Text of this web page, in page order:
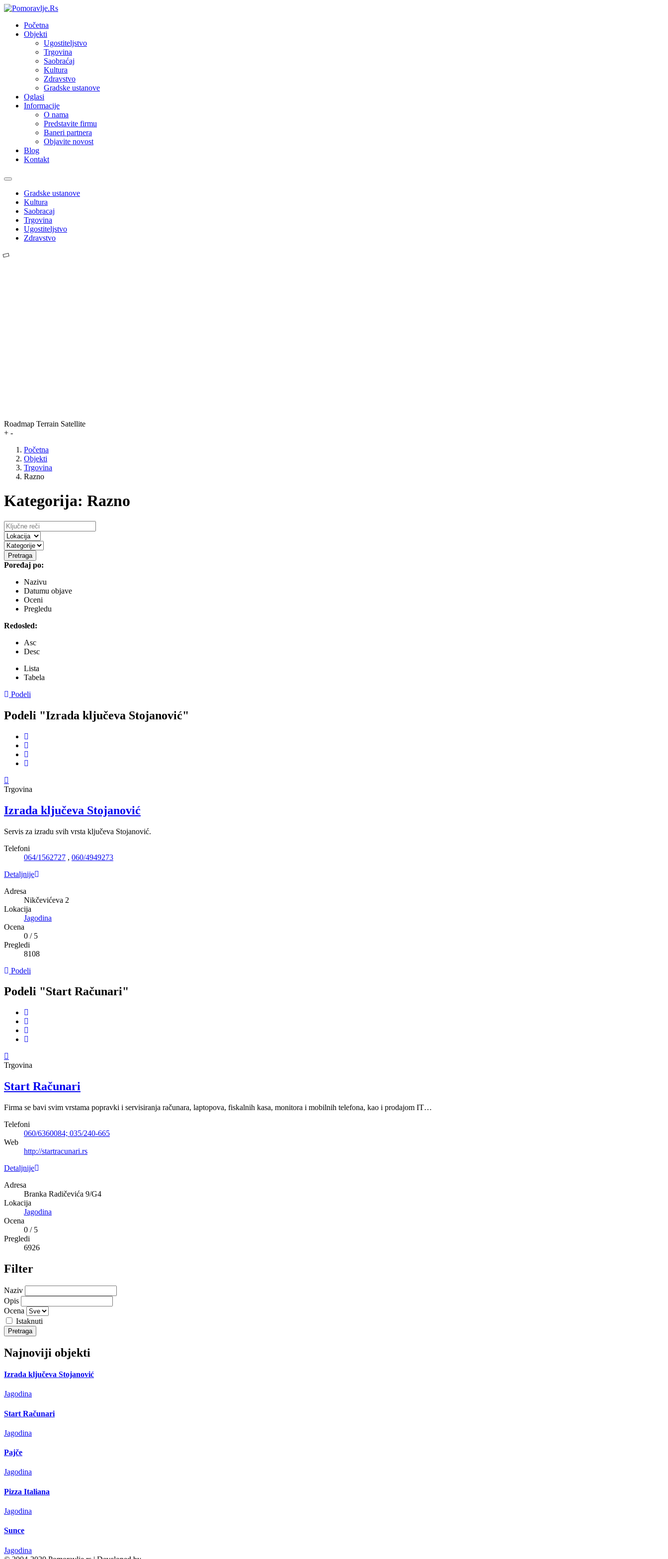
Početna
Objekti
Ugostiteljstvo
Trgovina
Saobraćaj
Kultura
Zdravstvo
Gradske ustanove
Oglasi
Informacije
O nama
Predstavite firmu
Baneri partnera
Objavite novost
Blog
Kontakt
Toggle
navigationGradske ustanove
Kultura
Saobracaj
Trgovina
Ugostiteljstvo
Zdravstvo
Roadmap Terrain Satellite
+ -
Početna
Objekti
Trgovina
Razno
Kategorija: Razno
Pretraga
Poređaj po:
Nazivu
Datumu objave
Oceni
Pregledu
Redosled:
Asc
Desc
Lista
Tabela
Podeli
Podeli "Izrada ključeva Stojanović"
Trgovina
Izrada ključeva Stojanović
Servis za izradu svih vrsta ključeva Stojanović.
Telefoni
064/1562727 , 060/4949273
Detaljnije
Adresa
Nikčevićeva 2
Lokacija
Jagodina
Ocena
0 /5
Pregledi
8108
Podeli
Podeli "Start Računari"
Trgovina
Start Računari
Firma se bavi svim vrstama popravki i servisiranja računara, laptopova, fiskalnih kasa, monitora i mobilnih telefona, kao i prodajom IT…
Telefoni
060/6360084; 035/240-665
Web
http://startracunari.rs
Detaljnije
Adresa
Branka Radičevića 9/G4
Lokacija
Jagodina
Ocena
0 /5
Pregledi
6926
Filter
Naziv
Opis
Ocena
Istaknuti
Pretraga
Najnoviji objekti
Izrada ključeva Stojanović
Jagodina
Start Računari
Jagodina
Pajče
Jagodina
Pizza Italiana
Jagodina
Sunce
Jagodina